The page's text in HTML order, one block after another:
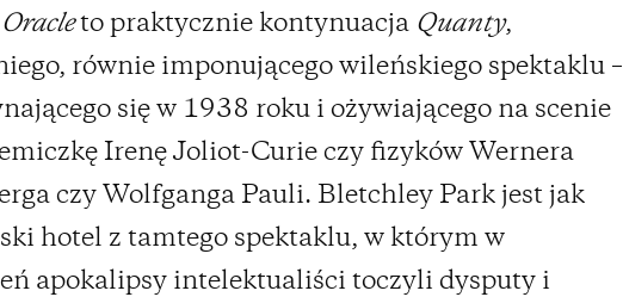
Oracleto praktycznie kontynuacja Quanty,
równie imponującego wileńskiego spektaklu –
się w 1938 roku i ożywiającego na scenie
Irenę Joliot-Curie czy fizyków Wernera
czy Wolfganga Pauli. Bletchley Park jest jak
hotel z tamtego spektaklu, w którym w
apokalipsy intelektualiści toczyli dysputy i